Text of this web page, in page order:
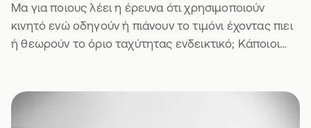
Μα για ποιους λέει η έρευνα ότι χρησιμοποιούν
κινητό ενώ οδηγούν ή πιάνουν το τιμόνι έχοντας πιει
ή θεωρούν το όριο ταχύτητας ενδεικτικό; Κάποιοι